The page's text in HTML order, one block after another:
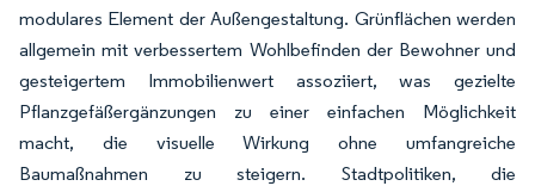
modulares Element der Außengestaltung. Grünflächen werden
allgemein mit verbessertem Wohlbefinden der Bewohner und
gesteigertem Immobilienwert assoziiert, was gezielte
Pflanzgefäßergänzungen zu einer einfachen Möglichkeit
macht, die visuelle Wirkung ohne umfangreiche
Baumaßnahmen zu steigern. Stadtpolitiken, die